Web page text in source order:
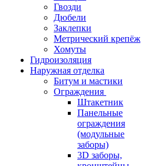
Гвозди
Дюбели
Заклепки
Метрический крепёж
Хомуты
Гидроизоляция
Наружная отделка
Битум и мастики
Ограждения
Штакетник
Панельные
ограждения
(модульные
заборы)
3D заборы,